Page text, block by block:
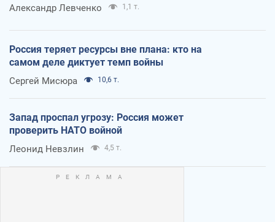
Александр Левченко 1,1 т.
Россия теряет ресурсы вне плана: кто на
самом деле диктует темп войны
Сергей Мисюра 10,6 т.
Запад проспал угрозу: Россия может
проверить НАТО войной
Леонид Невзлин 4,5 т.